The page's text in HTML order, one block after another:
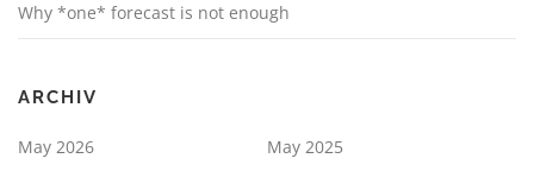
Why *one* forecast is not enough
ARCHIV
May 2026
May 2025